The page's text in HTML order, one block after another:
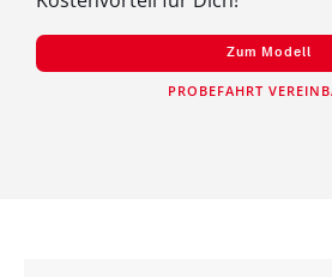
Zum Modell
PROBEFAHRT